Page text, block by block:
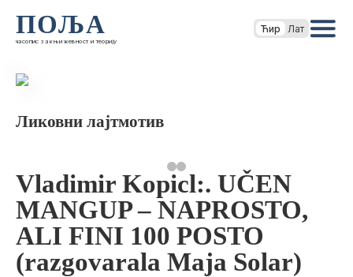
ПОЉА
часопис за књижевност и теорију
Ћир Лат
Ликовни лајтмотив
Vladimir Kopicl:. UČEN
MANGUP – NAPROSTO,
ALI FINI 100 POSTO
(razgovarala Maja Solar)